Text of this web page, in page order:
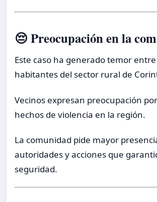
😔 Preocupación en la
Este caso ha generado temor
habitantes del sector rural de
Vecinos expresan preocupación
hechos de violencia en la región.
La comunidad pide mayor
autoridades y acciones que
seguridad.